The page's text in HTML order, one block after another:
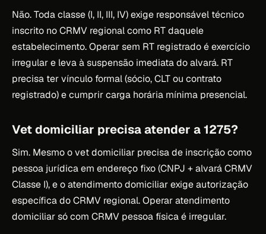
Não. Toda classe (I, II, III, IV) exige responsável técnico
inscrito no CRMV regional como RT daquele
estabelecimento. Operar sem RT registrado é exercício
irregular e leva à suspensão imediata do alvará. RT
precisa ter vínculo formal (sócio, CLT ou contrato
registrado) e cumprir carga horária mínima presencial.
Vet domiciliar precisa atender a 1275?
Sim. Mesmo o vet domiciliar precisa de inscrição como
pessoa jurídica em endereço fixo (CNPJ + alvará CRMV
Classe I), e o atendimento domiciliar exige autorização
específica do CRMV regional. Operar atendimento
domiciliar só com CRMV pessoa física é irregular.